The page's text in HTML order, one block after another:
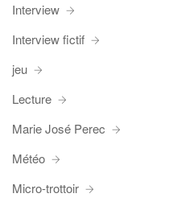
Interview
Interview fictif
jeu
Lecture
Marie José Perec
Météo
Micro-trottoir